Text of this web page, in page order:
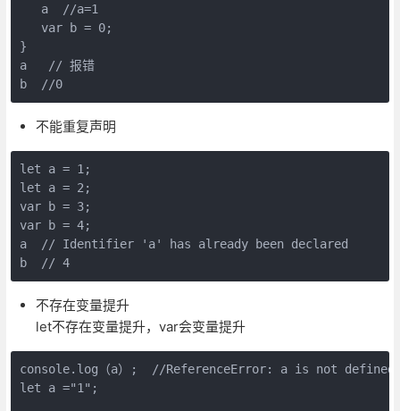
   a  //a=1
   var b = 0;
}
a   // 报错
b  //0
不能重复声明
let a = 1;
let a = 2;
var b = 3;
var b = 4;
a  // Identifier 'a' has already been declared
b  // 4
不存在变量提升
let不存在变量提升，var会变量提升
console.log（a）;  //ReferenceError: a is not defined
let a ="1";